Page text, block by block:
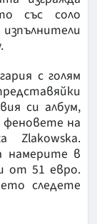
със соло
с голям
си албум,
феновете на
Zlakowska.
намерите в
от 51 евро.
следете